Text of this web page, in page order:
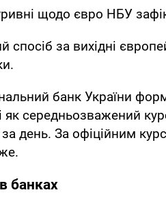
щодо євро НБУ
спосіб за вихідні
банк України
як середньозважений
день. За офіційним
банках